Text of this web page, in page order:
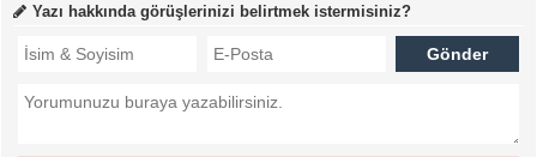
Yazı hakkında görüşlerinizi belirtmek istermisiniz?